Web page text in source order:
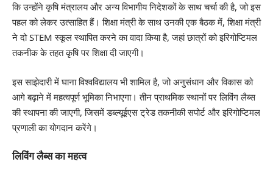
कि उन्होंने कृषि मंत्रालय और अन्य विभागीय निदेशकों के साथ चर्चा की है, जो इस
पहल को लेकर उत्साहित हैं। शिक्षा मंत्री के साथ उनकी एक बैठक में, शिक्षा मंत्री
ने दो STEM स्कूल स्थापित करने का वादा किया है, जहां छात्रों को इरिगोप्टिमल
तकनीक के तहत कृषि पर शिक्षा दी जाएगी।
इस साझेदारी में घाना विश्वविद्यालय भी शामिल है, जो अनुसंधान और विकास को
आगे बढ़ाने में महत्वपूर्ण भूमिका निभाएगा। तीन प्राथमिक स्थानों पर लिविंग लैब्स
की स्थापना की जाएगी, जिसमें डब्ल्यूईएस ट्रेड तकनीकी सपोर्ट और इरिगोप्टिमल
प्रणाली का योगदान करेंगे।
लिविंग लैब्स का महत्व